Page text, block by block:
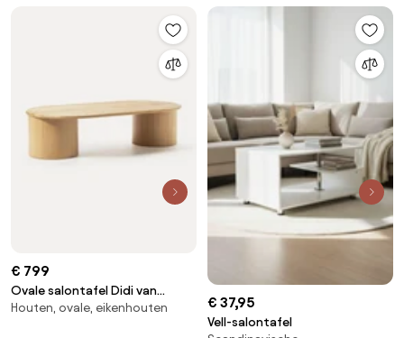
€ 799
Ovale salontafel Didi van
eikenhout
Houten, ovale, eikenhouten € 37,95
Vell-salontafel